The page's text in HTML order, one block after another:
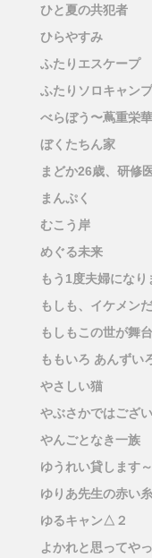
ひと夏の共犯者
ひらやすみ
ふたりエスケープ
ふたりソロキャンプ
べらぼう〜蔦重栄
ぼくたちん家
まどか26歳、研修
まんぷく
むこう岸
めぐる未来
もう1度夫婦にな
もしも、イケメン
もしもこの世が舞
ももいろ あんずい
やさしい猫
やぶさかではござ
やんごとなき一族
ゆうれい貸します
ゆりあ先生の赤い糸
ゆるキャン△２
よかれと思ってや